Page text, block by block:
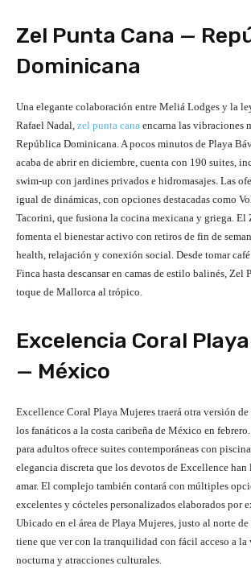
Zel Punta Cana —
Dominicana
Una elegante colaboración entre Meliá Lodges y la
Rafael Nadal, zel punta cana encarna las vibraciones
República Dominicana. A pocos minutos de Playa
acaba de abrir en diciembre, cuenta con 190 suites,
swim-up con jardines privados e hidromasajes. Las
igual de dinámicas, con opciones destacadas como
Tacorini, que fusiona la cocina mexicana y griega. El
fomenta el bienestar activo con retiros de fin de
health, relajación y conexión social. Desde tomar
Finca hasta descansar en camas de estilo balinés, Zel
toque de Mallorca al trópico.
Excelencia Coral
— México
Excellence Coral Playa Mujeres traerá otra versión
los fanáticos a la costa caribeña de México en
para adultos ofrece suites contemporáneas con
elegancia discreta que los devotos de Excellence
amar. El complejo también contará con múltiples
excelentes y cócteles personalizados elaborados por
Ubicado en el área de Playa Mujeres, justo al norte
tiene que ver con la tranquilidad con fácil acceso a
nocturna y atracciones culturales.